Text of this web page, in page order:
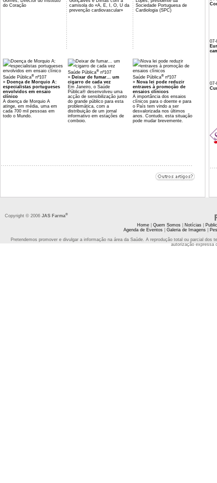
do Coração
camisola do «A, E, I, O, U da
prevenção cardiovascular»
Sociedade Portuguesa de
Cardiologia (SPC)
Saúde Pública® nº107
» Doença de Morquio A:
especialistas portugueses
envolvidos em ensaio
clínico
A doença de Morquio A
atinge, em média, uma em
cada 700 mil pessoas em
todo o Mundo.
Saúde Pública® nº107
» Deixar de fumar... um
cigarro de cada vez
Em Janeiro, o Saúde
Pública® desenvolveu uma
acção de sensibilização junto
do grande público para esta
problemática, com a
distribuição de um jornal
informativo em estações de
comboio.
Saúde Pública® nº107
» Nova lei pode reduzir
entraves à promoção de
ensaios clínicos
A importância dos ensaios
clínicos para o doente e para
o País tem vindo a ser
desvalorizada nos últimos
anos. Contudo, esta situação
pode mudar brevemente.
07-
07-
Copyright © 2006 JAS Farma®
Home| Quem Somos| Notícias|
Agenda de Eventos| Galeria de Imagens|
Pretendemos promover e divulgar a informação na área da Saúde. A reprodução total ou parcial
autorização expressa